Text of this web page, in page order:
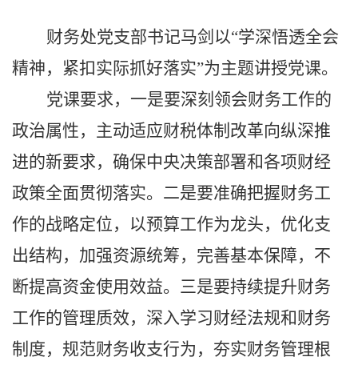
财务处党支部书记马剑以“学深悟透全会
精神，紧扣实际抓好落实”为主题讲授党课。
党课要求，一是要深刻领会财务工作的
政治属性，主动适应财税体制改革向纵深推
进的新要求，确保中央决策部署和各项财经
政策全面贯彻落实。二是要准确把握财务工
作的战略定位，以预算工作为龙头，优化支
出结构，加强资源统筹，完善基本保障，不
断提高资金使用效益。三是要持续提升财务
工作的管理质效，深入学习财经法规和财务
制度，规范财务收支行为，夯实财务管理根